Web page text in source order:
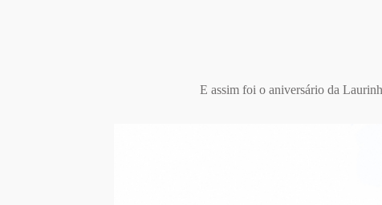
E assim foi o aniversário da